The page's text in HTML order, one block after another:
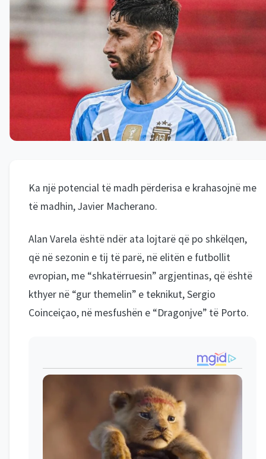
Ka një potencial të madh përderisa e krahasojnë me
të madhin, Javier Macherano.
Alan Varela është ndër ata lojtarë që po shkëlqen,
që në sezonin e tij të parë, në elitën e futbollit
evropian, me “shkatërruesin” argjentinas, që është
kthyer në “gur themelin” e teknikut, Sergio
Coinceiçao, në mesfushën e “Dragonjve” të Porto.